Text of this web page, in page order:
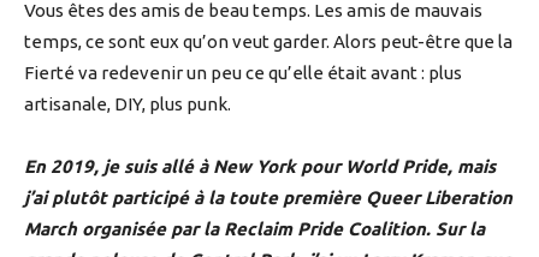
Vous êtes des amis de beau temps. Les amis de mauvais
temps, ce sont eux qu’on veut garder. Alors peut-être que la
Fierté va redevenir un peu ce qu’elle était avant : plus
artisanale, DIY, plus punk.
En 2019, je suis allé à New York pour World Pride, mais
j’ai plutôt participé à la toute première Queer Liberation
March organisée par la Reclaim Pride Coalition. Sur la